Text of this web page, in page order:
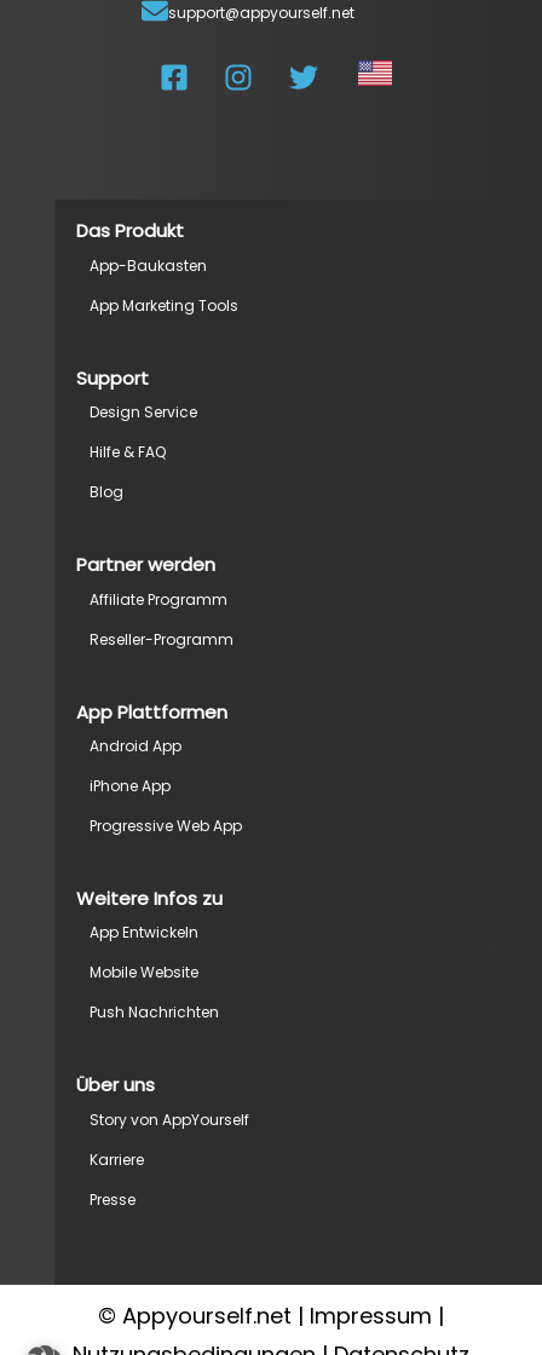
support@appyourself.net
Das Produkt
App-Baukasten
App Marketing Tools
Support
Design Service
Hilfe & FAQ
Blog
Partner werden
Affiliate Programm
Reseller-Programm
App Plattformen
Android App
iPhone App
Progressive Web App
Weitere Infos zu
App Entwickeln
Mobile Website
Push Nachrichten
Über uns
Story von AppYourself
Karriere
Presse
© Appyourself.net | Impressum |